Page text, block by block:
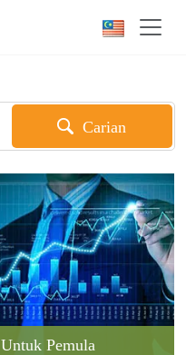
Carian
Untuk Pemula